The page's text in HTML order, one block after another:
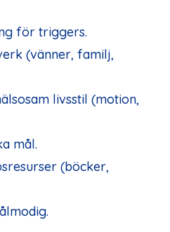
för triggers.
(vänner, familj,
livsstil (motion,
mål.
(böcker,